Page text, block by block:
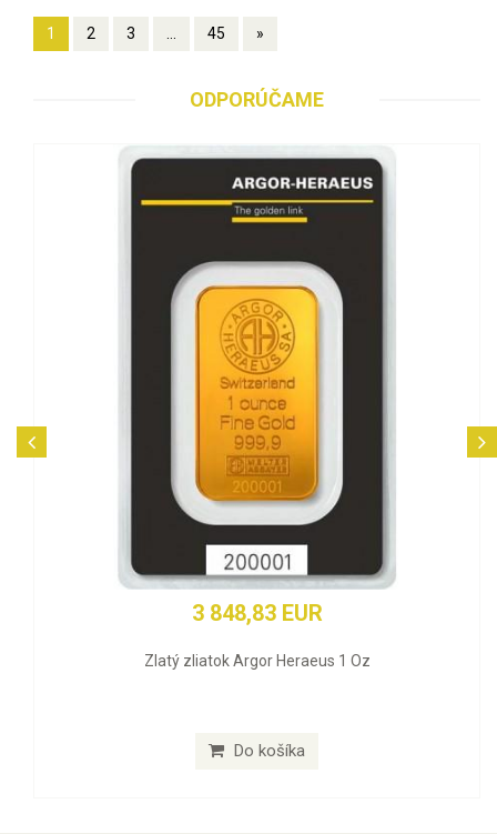
1 2 3 ... 45 »
ODPORÚČAME
3 848,83 EUR
Zlatý zliatok Argor Heraeus 1 Oz
Do košíka